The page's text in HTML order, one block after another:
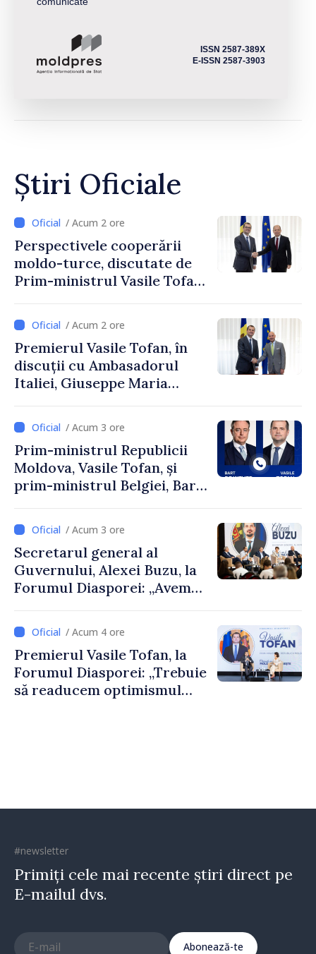
ISSN 2587-389X
E-ISSN 2587-3903
Știri Oficiale
/ Acum 2 ore
Perspectivele cooperării
moldo-turce, discutate de
Prim-ministrul Vasile Tofan
Uygar Mustafa Sertel
/ Acum 2 ore
Premierul Vasile Tofan, în
discuții cu Ambasadorul
Italiei, Giuseppe Maria
/ Acum 3 ore
Prim-ministrul Republicii
Moldova, Vasile Tofan, și
prim-ministrul Belgiei, Bart
despre parcursul european
al Republicii Moldova.
/ Acum 3 ore
Secretarul general al
Guvernului, Alexei Buzu, la
Forumul Diasporei: „Avem
dumneavoastră pentru a
construi comunități mai
puternice”
/ Acum 4 ore
Premierul Vasile Tofan, la
Forumul Diasporei: „Trebuie
să readucem optimismul
#newsletter
Primiți cele mai recente știri direct pe
E-mailul dvs.
Abonează-te